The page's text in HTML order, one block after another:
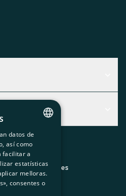
mejor
Política de cookies
CATALAN
SPANISH
GL
datos de
así como
facilitar a
estatísticas
melloras.
consentes o